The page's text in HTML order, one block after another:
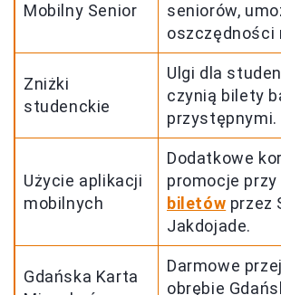
Mobilny Senior
seniorów,
oszczędności
Zniżki
studenckie
Ulgi dla
czynią bilety
przystępnymi.
Użycie aplikacji
mobilnych
Dodatkowe
promocje przy
biletów przez
Jakdojade.
Gdańska Karta
Darmowe
obrębie